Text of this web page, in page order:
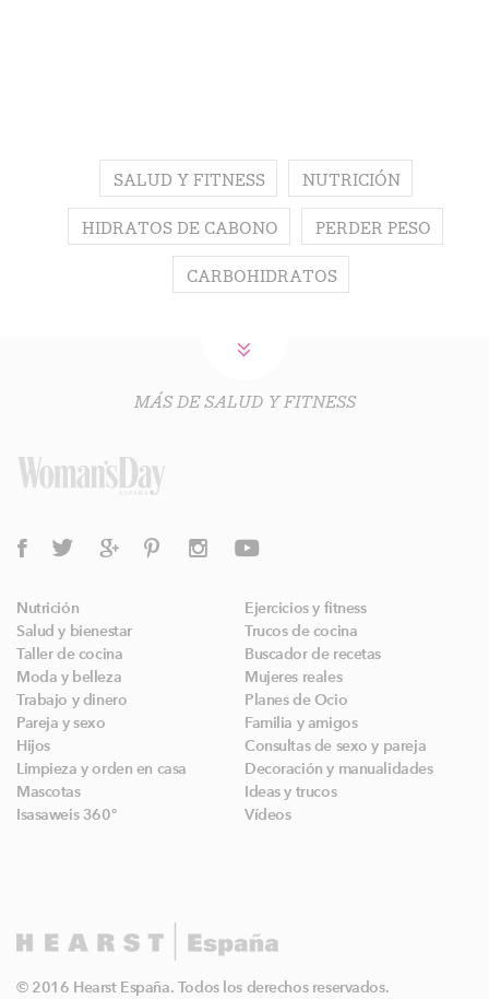
SALUD Y FITNESS NUTRICIÓN
HIDRATOS DE CABONO PERDER PESO
CARBOHIDRATOS
MÁS DE SALUD Y FITNESS
Nutrición
Ejercicios y fitness
Salud y bienestar
Trucos de cocina
Taller de cocina
Buscador de recetas
Moda y belleza
Mujeres reales
Trabajo y dinero
Planes de Ocio
Pareja y sexo
Familia y amigos
Hijos
Consultas de sexo y pareja
Limpieza y orden en casa
Decoración y manualidades
Mascotas
Ideas y trucos
Isasaweis 360º
Vídeos
© 2016 Hearst España. Todos los derechos reservados.